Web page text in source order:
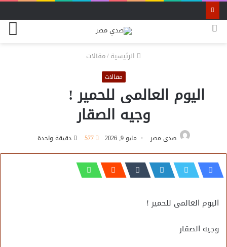
الرئيسية/مقالات
مقالات
اليوم العالمى للحمير !
وجيه الصقار
صدى مصر مايو 9, 2026 577 دقيقة واحدة
اليوم العالمى للحمير !
وجيه الصقار